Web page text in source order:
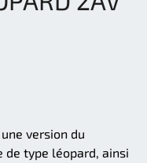
version du
de type léopard, ainsi